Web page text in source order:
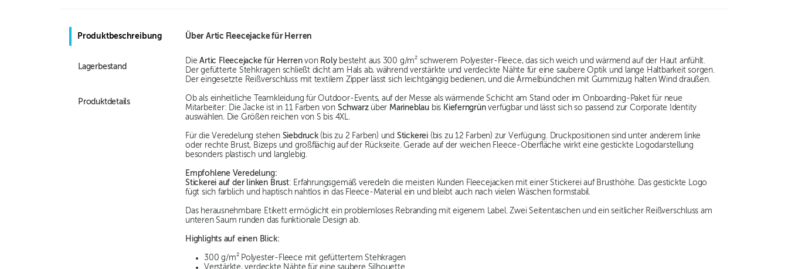
Produktbeschreibung
Lagerbestand
Produktdetails
Über Artic Fleecejacke für Herren
DieArtic Fleecejacke für Herrenvon Rolybesteht aus 300 g/m² schwerem Polyester-Fleece, das sich weich und wärmend auf der Haut anfühlt.
Der gefütterte Stehkragen schließt dicht am Hals ab, während verstärkte und verdeckte Nähte für eine saubere Optik und lange Haltbarkeit sorgen.
Der eingesetzte Reißverschluss mit textilem Zipper lässt sich leichtgängig bedienen, und die Ärmelbündchen mit Gummizug halten Wind draußen.
Ob als einheitliche Teamkleidung für Outdoor-Events, auf der Messe als wärmende Schicht am Stand oder im Onboarding-Paket für neue
Mitarbeiter: Die Jacke ist in 11 Farben von Schwarzüber Marineblaubis Kieferngrünverfügbar und lässt sich so passend zur Corporate Identity
auswählen. Die Größen reichen von S bis 4XL.
Für die Veredelung stehen Siebdruck(bis zu 2 Farben) und Stickerei(bis zu 12 Farben) zur Verfügung. Druckpositionen sind unter anderem linke
oder rechte Brust, Bizeps und großflächig auf der Rückseite. Gerade auf der weichen Fleece-Oberfläche wirkt eine gestickte Logodarstellung
besonders plastisch und langlebig.
Empfohlene Veredelung:
Stickerei auf der linken Brust: Erfahrungsgemäß veredeln die meisten Kunden Fleecejacken mit einer Stickerei auf Brusthöhe. Das gestickte Logo
fügt sich farblich und haptisch nahtlos in das Fleece-Material ein und bleibt auch nach vielen Wäschen formstabil.
Das herausnehmbare Etikett ermöglicht ein problemloses Rebranding mit eigenem Label. Zwei Seitentaschen und ein seitlicher Reißverschluss am
unteren Saum runden das funktionale Design ab.
Highlights auf einen Blick:
300 g/m² Polyester-Fleece mit gefüttertem Stehkragen
Verstärkte, verdeckte Nähte für eine saubere Silhouette